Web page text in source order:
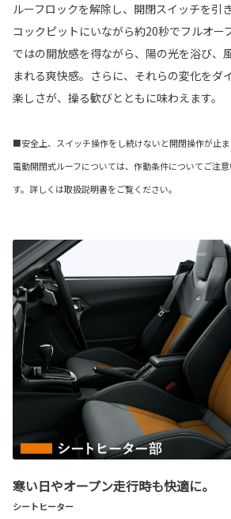
ルーフロックを解除し、開閉スイッチを引
コックピットにいながら約20秒でフルオー
ではの開放感を得ながら、陽の光を浴び、
まれる爽快感。さらに、それらの変化をダ
楽しさが、操る歓びとともに味わえます。
■安全上、スイッチ操作をし続けないと開閉操作が止
電動開閉式ルーフについては、作動条件についてご注
す。詳しくは取扱説明書をご覧ください。
寒い日やオープン走行時も快適に。
シートヒーター